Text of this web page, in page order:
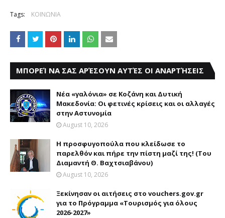
Tags: ΚΟΙΝΩΝΙΑ
ΜΠΟΡΕΊ ΝΑ ΣΑΣ ΑΡΈΣΟΥΝ ΑΥΤΈΣ ΟΙ ΑΝΑΡΤΉΣΕΙΣ
Νέα «γαλόνια» σε Κοζάνη και Δυτική
Μακεδονία: Οι φετινές κρίσεις και οι αλλαγές
στην Αστυνομία
August 10, 2026
Η προσφυγοπούλα που κλείδωσε το
παρελθόν και πήρε την πίστη μαζί της! (Του
Διαμαντή Θ. Βαχτσιαβάνου)
August 10, 2026
Ξεκίνησαν οι αιτήσεις στο vouchers.gov.gr
για το Πρόγραμμα «Τουρισμός για όλους
2026-2027»